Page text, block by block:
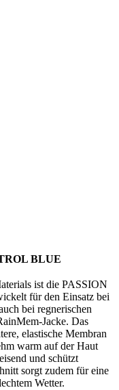
BLUE
ist die PASSION
für den Einsatz bei
bei regnerischen
Jacke. Das
elastische Membran
warm auf der Haut
und schützt
sorgt zudem für eine
Wetter.